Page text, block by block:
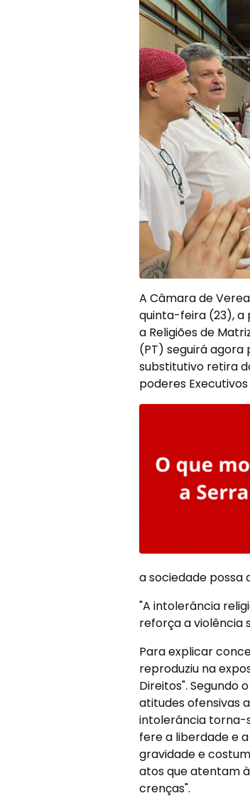
A Câmara de
quinta-feira (23), a
a Religiões de
(PT) seguirá agora
substitutivo retira
poderes
a sociedade possa
"A intolerância
reforça a violência
Para explicar
reproduziu na
Direitos". Segundo
atitudes ofensivas
intolerância torna-
fere a liberdade e
gravidade e
atos que atentam
crenças".